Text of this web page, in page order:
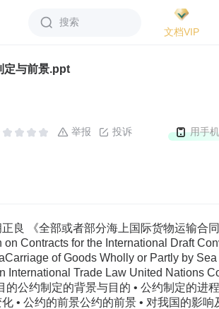
搜索
文档VIP
定与前景.ppt
投诉
举报 用手
良 《全部或者部分海上国际货物运输合
Contracts for the International Draft
of Goods Wholly or Partly by Sea
International Trade Law United Nations
公约制定的背景与目的 • 公约制定的进
• 公约的前景公约的前景 • 对我国的影响